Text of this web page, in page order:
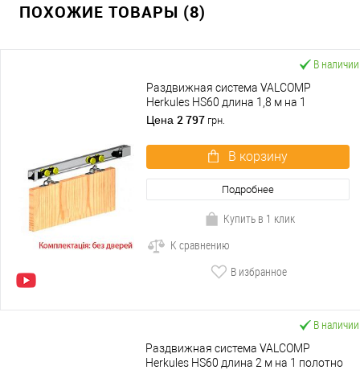
ПОХОЖИЕ ТОВАРЫ (8)
В наличии
Раздвижная система VALCOMP
Herkules HS60 длина 1,8 м на 1
полотно весом до 60 кг
Цена 2 797 грн.
В корзину
Подробнее
Купить в 1 клик
К сравнению
В избранное
В наличии
Раздвижная система VALCOMP
Herkules HS60 длина 2 м на 1 полотно